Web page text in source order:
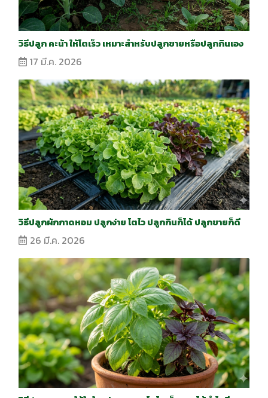
วิธีปลูก คะน้า ให้โตเร็ว เหมาะสำหรับปลูกขายหรือปลูกกินเอง
17 มี.ค. 2026
วิธีปลูกผักกาดหอม ปลูกง่าย โตไว ปลูกกินก็ได้ ปลูกขายก็ดี
26 มี.ค. 2026